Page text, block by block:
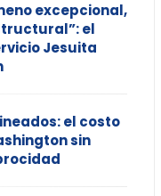
excepcional,
el
Jesuita
el costo
sin